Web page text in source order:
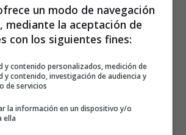
un modo de navegación
mediante la aceptación de
con los siguientes fines:
y contenido personalizados, medición de
y contenido, investigación de audiencia y
de servicios
la información en un dispositivo y/o
ella